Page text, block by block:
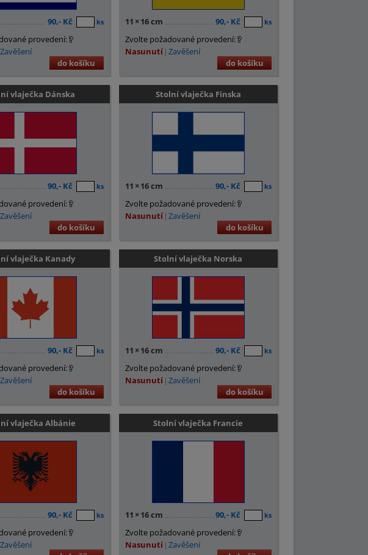
90,- Kč ks
provedení:
Zavěšení
do košíku
11 × 16 cm 90,- Kč ks
Zvolte požadované provedení:
Nasunutí Zavěšení
do košíku
vlaječka Dánska
90,- Kč ks
provedení:
Zavěšení
do košíku
Stolní vlaječka Finska
11 × 16 cm 90,- Kč ks
Zvolte požadované provedení:
Nasunutí Zavěšení
do košíku
vlaječka Kanady
90,- Kč ks
provedení:
Zavěšení
do košíku
Stolní vlaječka Norska
11 × 16 cm 90,- Kč ks
Zvolte požadované provedení:
Nasunutí Zavěšení
do košíku
vlaječka Albánie
90,- Kč ks
provedení:
Zavěšení
Stolní vlaječka Francie
11 × 16 cm 90,- Kč ks
Zvolte požadované provedení:
Nasunutí Zavěšení